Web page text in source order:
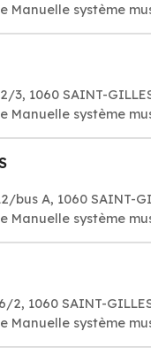
Manuelle système
3, 1060 SAINT-
Manuelle système
bus A, 1060 SAINT-
Manuelle système
2, 1060 SAINT-
Manuelle système